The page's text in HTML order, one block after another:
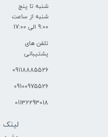
شنبه تا پنج
شنبه از ساعت
9:00 الی 17:00
تلفن های
پشتیبانی
09118885526
09100975526
01132293018